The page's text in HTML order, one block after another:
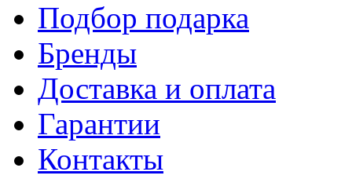
Подбор подарка
Бренды
Доставка и оплата
Гарантии
Контакты